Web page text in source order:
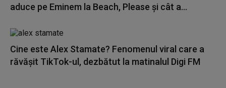
aduce pe Eminem la Beach, Please și cât a...
Cine este Alex Stamate? Fenomenul viral care a
răvășit TikTok-ul, dezbătut la matinalul Digi FM